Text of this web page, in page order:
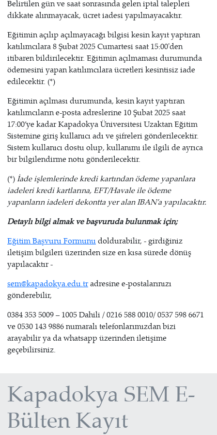
Belirtilen gün ve saat sonrasında gelen iptal talepleri
dikkate alınmayacak, ücret iadesi yapılmayacaktır.
Eğitimin açılıp açılmayacağı bilgisi kesin kayıt yaptıran
katılımcılara 8 Şubat 2025 Cumartesi saat 15:00'den
itibaren bildirilecektir. Eğitimin açılmaması durumunda
ödemesini yapan katılımcılara ücretleri kesintisiz iade
edilecektir. (*)
Eğitimin açılması durumunda, kesin kayıt yaptıran
katılımcıların e-posta adreslerine 10 Şubat 2025 saat
17:00’ye kadar Kapadokya Üniversitesi Uzaktan Eğitim
Sistemine giriş kullanıcı adı ve şifreleri gönderilecektir.
Sistem kullanıcı dostu olup, kullanımı ile ilgili de ayrıca
bir bilgilendirme notu gönderilecektir.
(*)İade işlemlerinde kredi kartından ödeme yapanlara
iadeleri kredi kartlarına, EFT/Havale ile ödeme
yapanların iadeleri dekontta yer alan IBAN’a yapılacaktır.
Detaylı bilgi almak ve başvuruda bulunmak için;
Eğitim Başvuru Formunudoldurabilir, - girdiğiniz
iletişim bilgileri üzerinden size en kısa sürede dönüş
yapılacaktır -
sem@kapadokya.edu.tradresine e-postalarınızı
gönderebilir,
0384 353 5009 – 1005 Dahili / 0216 588 0010/ 0537 598 6671
ve 0530 143 9886 numaralı telefonlarımızdan bizi
arayabilir ya da whatsapp üzerinden iletişime
geçebilirsiniz.
Kapadokya SEM E-
Bülten Kayıt